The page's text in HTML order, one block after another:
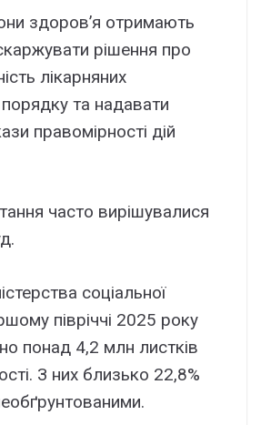
здоров’я отримають
рішення про
лікарняних
та надавати
правомірності дій
часто вирішувалися
соціальної
півріччі 2025 року
понад 4,2 млн листків
З них близько 22,8%